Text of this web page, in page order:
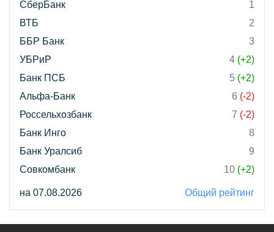
СберБанк
1
ВТБ
2
ББР Банк
3
УБРиР
4 (+2)
Банк ПСБ
5 (+2)
Альфа-Банк
6 (-2)
Россельхозбанк
7 (-2)
Банк Инго
8
Банк Уралсиб
9
Совкомбанк
10 (+2)
на 07.08.2026 Общий рейтинг